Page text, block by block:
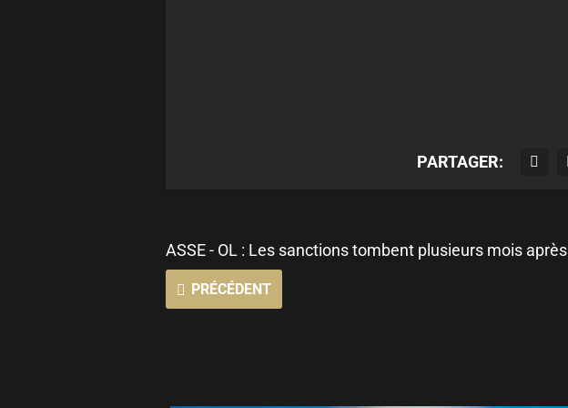
PARTAGER:
ASSE - OL : Les sanctions tombent plusieurs mois après
PRÉCÉDENT